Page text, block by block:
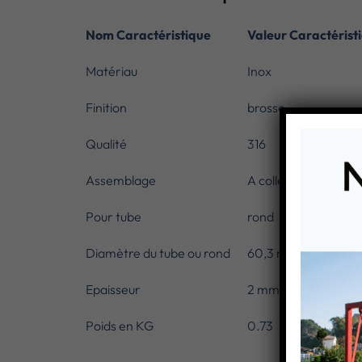
Nom Caractéristique Valeur
Matériau Inox
Finition brosse
Qualité 316
Assemblage A coller
Pour tube rond
Diamètre du tube ou rond 60,3 mm
Epaisseur 2 mm
Poids en KG 0.73